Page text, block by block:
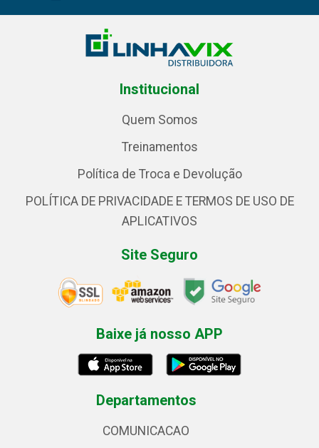
Institucional
Quem Somos
Treinamentos
Política de Troca e Devolução
POLÍTICA DE PRIVACIDADE E TERMOS DE USO DE
APLICATIVOS
Site Seguro
Baixe já nosso APP
Departamentos
COMUNICACAO